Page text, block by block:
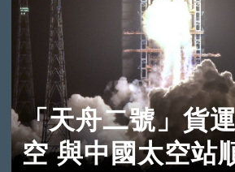
「天舟二號」貨
空 與中國太空站